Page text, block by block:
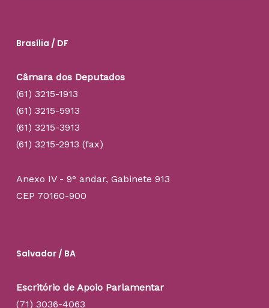
Brasília / DF
Câmara dos Deputados
(61) 3215-1913
(61) 3215-5913
(61) 3215-3913
(61) 3215-2913 (fax)
Anexo IV - 9° andar, Gabinete 913
CEP 70160-900
Salvador / BA
Escritório de Apoio Parlamentar
(71) 3036-4063